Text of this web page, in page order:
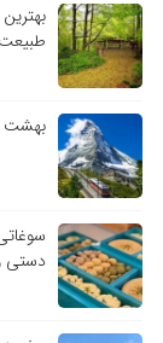
بهشت سوئیس:
دستی